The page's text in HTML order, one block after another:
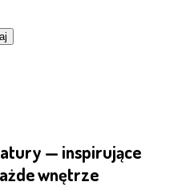
— inspirujące
wnętrze